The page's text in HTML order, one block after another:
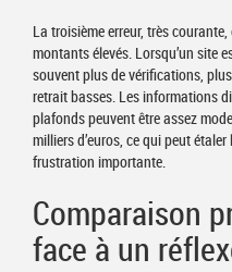
La troisième erreur, très
montants élevés. Lorsqu’un site
souvent plus de vérifications,
retrait basses. Les informations
plafonds peuvent être assez
milliers d’euros, ce qui peut
frustration importante.
Comparaison
face à un